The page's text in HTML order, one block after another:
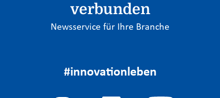
verbunden
Newsservice für Ihre Branche
#innovationleben